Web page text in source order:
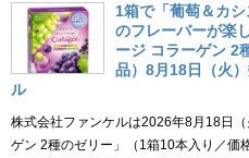
1箱で「葡萄＆カ
のフレーバーが楽
ージ コラーゲン 2
品）8月18日（火
ル
株式会社ファンケルは2026年8月18日
ゲン 2種のゼリー」（1箱10本入り／価